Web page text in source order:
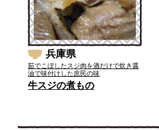
兵庫県
茹でこぼしたスジ肉を酒だけで炊き醤
油で味付けした庶民の味
牛スジの煮もの